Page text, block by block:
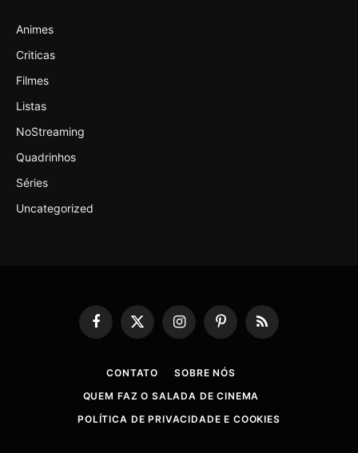
Animes
Criticas
Filmes
Listas
NoStreaming
Quadrinhos
Séries
Uncategorized
Facebook
X
(Twitter)
InstagramPinterestRSS
CONTATO
SOBRE NÓS
QUEM FAZ O SALADA DE CINEMA
POLÍTICA DE PRIVACIDADE E COOKIES